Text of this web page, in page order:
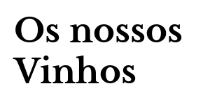
Os nossos
Vinhos